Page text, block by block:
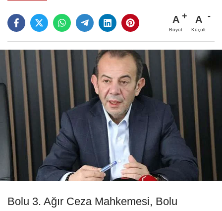
A
Büyüt
A
Küçült
Bolu 3. Ağır Ceza Mahkemesi, Bolu